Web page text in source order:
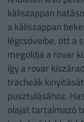
káliszappan
a káliszappan
légcsöveibe, ott a
megoldja a rovar
így a rovar
tracheák
pusztulásához.
olajat tartalmazó